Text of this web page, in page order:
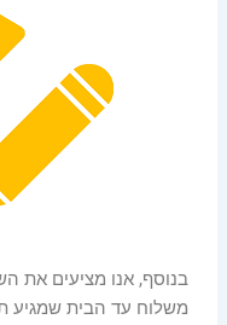
בנוסף, אנו מציעים את